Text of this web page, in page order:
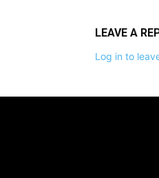
LEAVE A
Log in to